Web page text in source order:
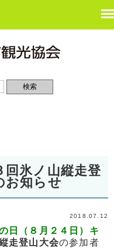
氷ノ山縦走登
知らせ
2018.07.12
日（８月２４日）キ
走登山大会の参加者